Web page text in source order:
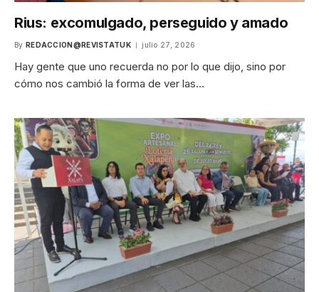
Rius: excomulgado, perseguido y amado
By REDACCION@REVISTATUK julio 27, 2026
Hay gente que uno recuerda no por lo que dijo, sino por
cómo nos cambió la forma de ver las…